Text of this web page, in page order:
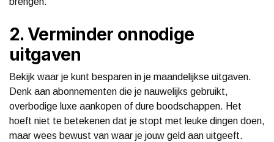
2. Verminder onnodige
uitgaven
Bekijk waar je kunt besparen in je maandelijkse uitgaven.
Denk aan abonnementen die je nauwelijks gebruikt,
overbodige luxe aankopen of dure boodschappen. Het
hoeft niet te betekenen dat je stopt met leuke dingen doen,
maar wees bewust van waar je jouw geld aan uitgeeft.